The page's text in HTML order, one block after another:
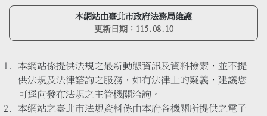
本網站由臺北市政府法務局維護
更新日期： 115.08.10
本網站係提供法規之最新動態資訊及資料檢索，並不提
供法規及法律諮詢之服務，如有法律上的疑義，建議您
可逕向發布法規之主管機關洽詢。
本網站之臺北市法規資料係由本府各機關所提供之電子